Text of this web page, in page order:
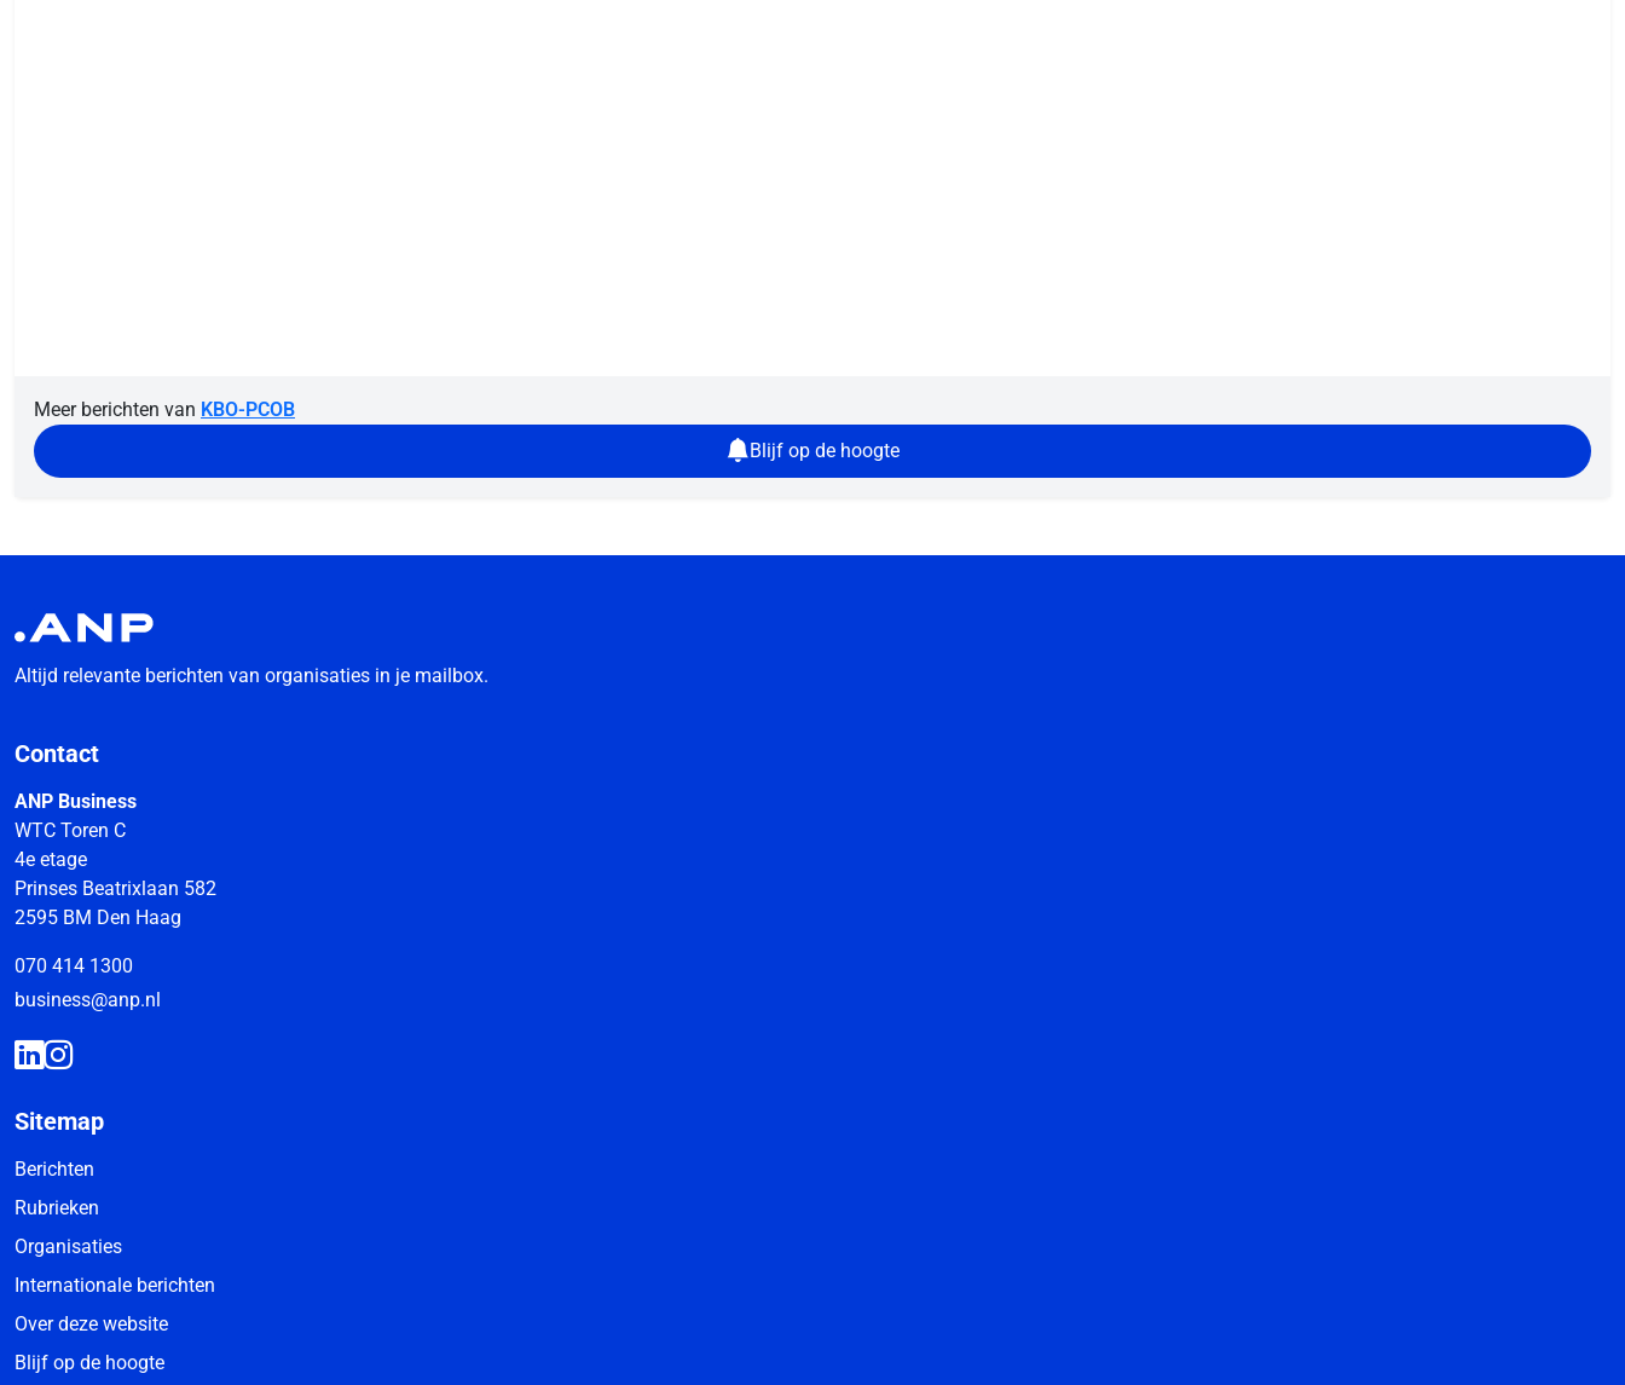
Meer berichten van KBO-PCOB
Blijf op de hoogte
Altijd relevante berichten van organisaties in je mailbox.
Contact
ANP Business
WTC Toren C
4e etage
Prinses Beatrixlaan 582
2595 BM Den Haag
070 414 1300
business@anp.nl
Sitemap
Berichten
Rubrieken
Organisaties
Internationale berichten
Over deze website
Blijf op de hoogte